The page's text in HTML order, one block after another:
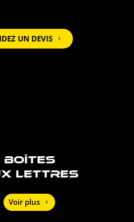
UN DEVIS
BOÎTES
LETTRES
Voir plus